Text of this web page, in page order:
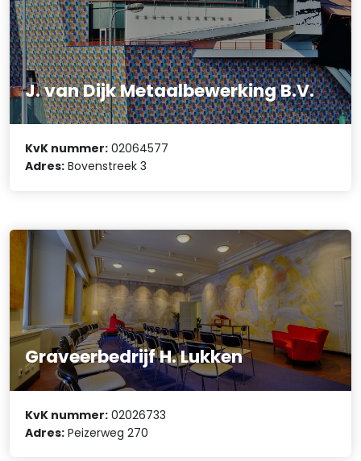
J. van Dijk Metaalbewerking B.V.
KvK nummer: 02064577
Adres: Bovenstreek 3
Graveerbedrijf H. Lukken
KvK nummer: 02026733
Adres: Peizerweg 270